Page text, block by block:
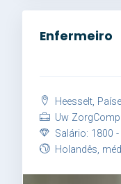
Enfermeiro
Heesselt,
Uw
Salário: 1800
Holandês,